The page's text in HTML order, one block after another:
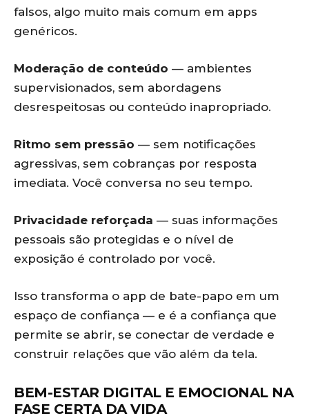
falsos, algo muito mais comum em apps
genéricos.
Moderação de conteúdo — ambientes
supervisionados, sem abordagens
desrespeitosas ou conteúdo inapropriado.
Ritmo sem pressão — sem notificações
agressivas, sem cobranças por resposta
imediata. Você conversa no seu tempo.
Privacidade reforçada — suas informações
pessoais são protegidas e o nível de
exposição é controlado por você.
Isso transforma o app de bate-papo em um
espaço de confiança — e é a confiança que
permite se abrir, se conectar de verdade e
construir relações que vão além da tela.
BEM-ESTAR DIGITAL E EMOCIONAL NA
FASE CERTA DA VIDA